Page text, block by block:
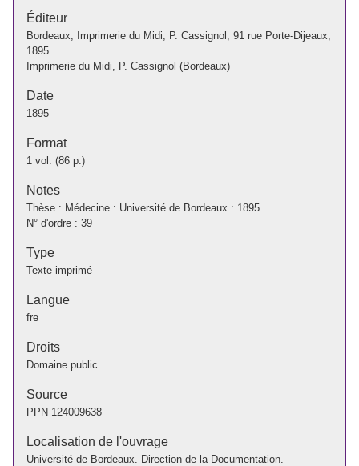
Éditeur
Bordeaux, Imprimerie du Midi, P. Cassignol, 91 rue Porte-Dijeaux,
1895
Imprimerie du Midi, P. Cassignol (Bordeaux)
Date
1895
Format
1 vol. (86 p.)
Notes
Thèse : Médecine : Université de Bordeaux : 1895
N° d'ordre : 39
Type
Texte imprimé
Langue
fre
Droits
Domaine public
Source
PPN 124009638
Localisation de l'ouvrage
Université de Bordeaux. Direction de la Documentation.